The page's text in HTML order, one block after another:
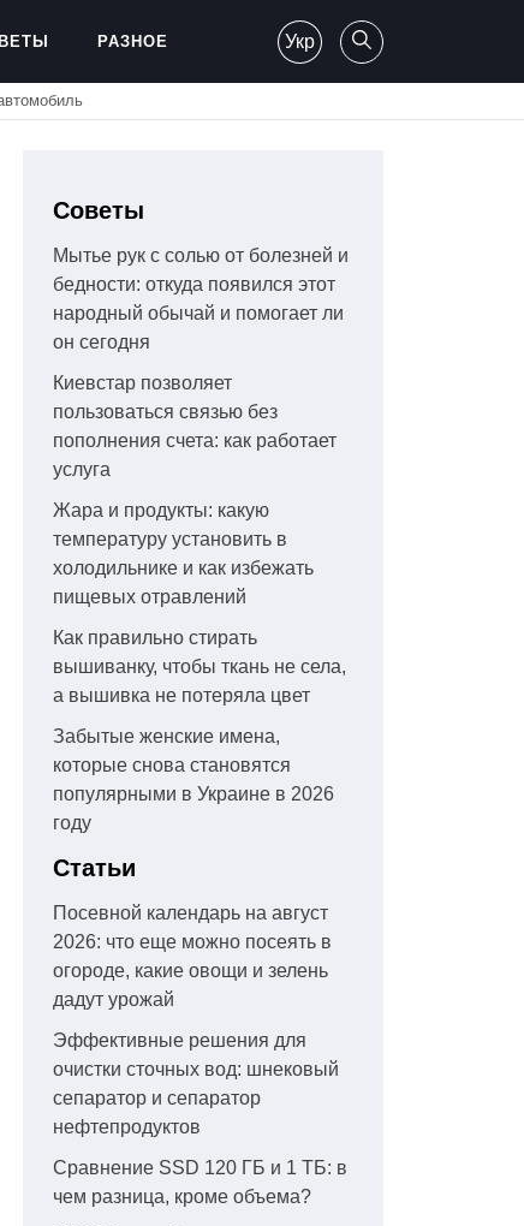
РАЗНОЕ Укр
Советы
Мытье рук с солью от болезней и
бедности: откуда появился этот
народный обычай и помогает ли
он сегодня
Киевстар позволяет
пользоваться связью без
пополнения счета: как работает
услуга
Жара и продукты: какую
температуру установить в
холодильнике и как избежать
пищевых отравлений
Как правильно стирать
вышиванку, чтобы ткань не села,
а вышивка не потеряла цвет
Забытые женские имена,
которые снова становятся
популярными в Украине в 2026
году
Статьи
Посевной календарь на август
2026: что еще можно посеять в
огороде, какие овощи и зелень
дадут урожай
Эффективные решения для
очистки сточных вод: шнековый
сепаратор и сепаратор
нефтепродуктов
Сравнение SSD 120 ГБ и 1 ТБ: в
чем разница, кроме объема?